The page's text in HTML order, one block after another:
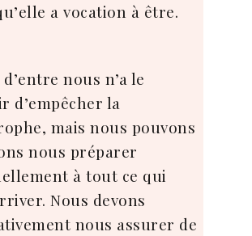
a vocation à être.
nous n’a le
d’empêcher la
mais nous pouvons
nous préparer
à tout ce qui
Nous devons
nous assurer de